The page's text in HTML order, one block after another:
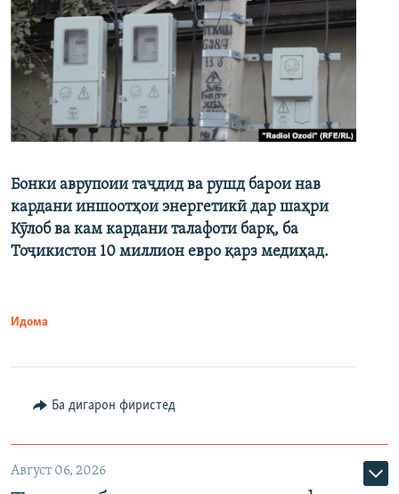
Бонки аврупоии таҷдид ва рушд барои нав
кардани иншоотҳои энергетикӣ дар шаҳри
Кӯлоб ва кам кардани талафоти барқ, ба
Тоҷикистон 10 миллион евро қарз медиҳад.
Идома
Ба дигарон фиристед
Август 06, 2026